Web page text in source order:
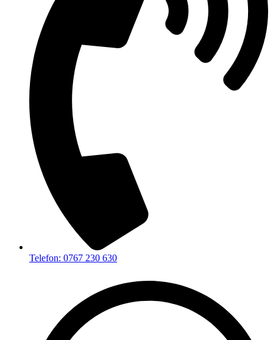
Telefon: 0767 230 630